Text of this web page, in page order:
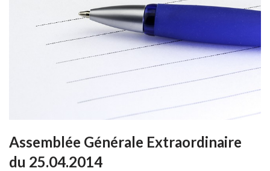
Assemblée Générale Extraordinaire
du 25.04.2014